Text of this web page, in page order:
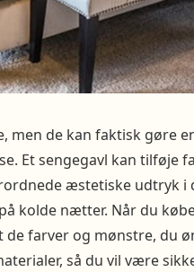
men de kan faktisk gøre
Et sengegavl kan tilføje
æstetiske udtryk i
kolde nætter. Når du
farver og mønstre, du
så du vil være